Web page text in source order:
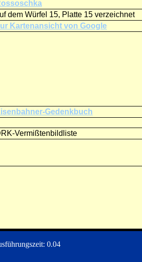
dem Würfel 15, Platte 15 verzeichnet
Kartenansicht von Google
Gedenkbuch
Vermißtenbildliste
0.04